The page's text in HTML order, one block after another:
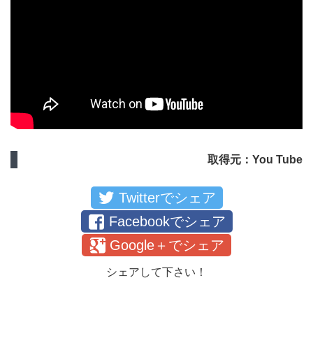
取得元：You Tube
Twitterでシェア
Facebookでシェア
Google＋でシェア
シェアして下さい！